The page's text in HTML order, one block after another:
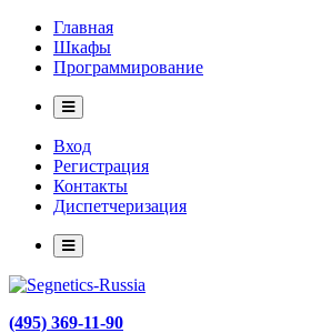
Главная
Шкафы
Программирование
Вход
Регистрация
Контакты
Диспетчеризация
(495) 369-11-90